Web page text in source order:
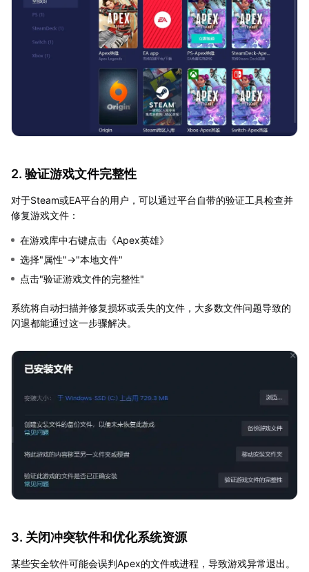
2. 验证游戏文件完整性
对于Steam或EA平台的用户，可以通过平台自带的验证工具检查并
修复游戏文件：
在游戏库中右键点击《Apex英雄》
选择"属性"→"本地文件"
点击"验证游戏文件的完整性"
系统将自动扫描并修复损坏或丢失的文件，大多数文件问题导致的
闪退都能通过这一步骤解决。
3. 关闭冲突软件和优化系统资源
某些安全软件可能会误判Apex的文件或进程，导致游戏异常退出。